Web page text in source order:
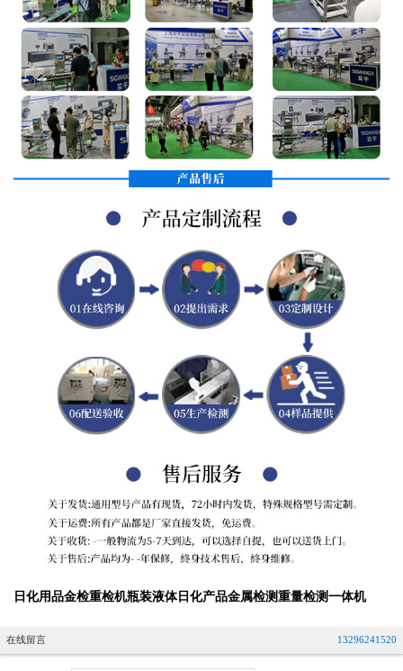
日化用品金检重检机瓶装液体日化产品金属检测重量检测一体机
在线留言 13296241520